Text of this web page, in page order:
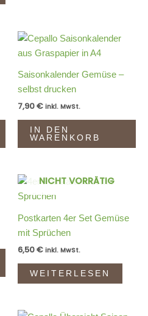
Saisonkalender Gemüse –
selbst drucken
7,90€ inkl. MwSt.
IN DEN
WARENKORB
NICHT VORRÄTIG
Postkarten 4er Set Gemüse
mit Sprüchen
6,50€ inkl. MwSt.
WEITERLESEN